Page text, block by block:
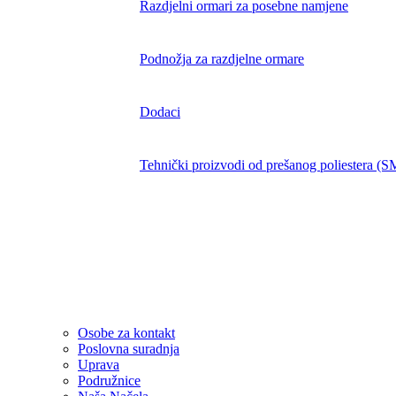
Razdjelni ormari za posebne namjene
Podnožja za razdjelne ormare
Dodaci
Tehnički proizvodi od prešanog poliestera
Osobe za kontakt
Poslovna suradnja
Uprava
Podružnice